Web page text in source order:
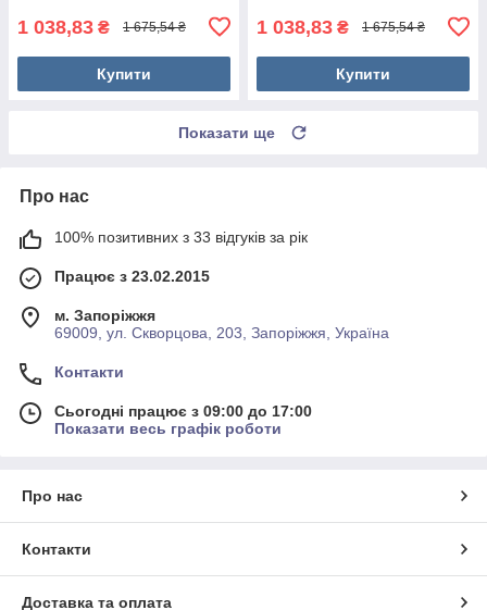
1 038,83 ₴ 1 675,54 ₴
Купити
1 038,83 ₴ 1 675,54 ₴
Купити
Показати ще
Про нас
100% позитивних з 33 відгуків за рік
Працює з 23.02.2015
м. Запоріжжя
69009, ул. Скворцова, 203, Запоріжжя, Україна
Контакти
Сьогодні працює з 09:00 до 17:00
Показати весь графік роботи
Про нас
Контакти
Доставка та оплата